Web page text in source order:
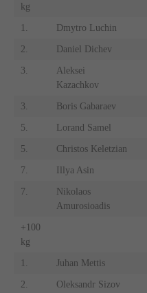
kg
1. Dmytro Luchin
2. Daniel Dichev
3.
Aleksei
Kazachkov
3. Boris Gabaraev
5. Lorand Samel
5. Christos Keletzian
7. Illya Asin
7.
Nikolaos
Amurosioadis
+100
kg
1. Juhan Mettis
2. Oleksandr Sizov